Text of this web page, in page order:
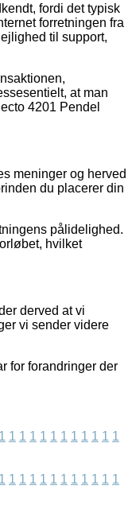
fordi det typisk
forretningen fra
til support,
at man
4201 Pendel
meninger og herved
du placerer din
pålidelighed.
hvilket
derved at vi
vi sender videre
for forandringer der
1 1 1 1 1 1 1 1 1 1 1 1
1 1 1 1 1 1 1 1 1 1 1 1